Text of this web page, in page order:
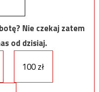
Nie czekaj zatem
od dzisiaj.
100 zł